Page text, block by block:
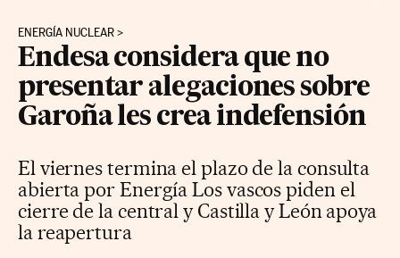
ENERGÍA NUCLEAR
Endesa considera que no
presentar alegaciones sobre
Garoña les crea indefensión
El viernes termina el plazo de la consulta
abierta por Energía Los vascos piden el
cierre de la central y Castilla y León apoya
la reapertura